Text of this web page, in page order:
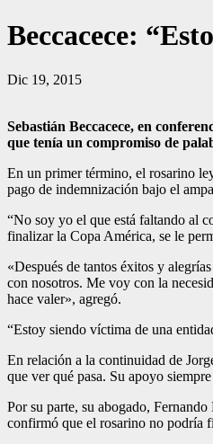
Beccacece:
Dic 19, 2015
Sebastián Beccacece, en
que tenía un compromiso de
En un primer término, el rosarino
pago de indemnización bajo el
“No soy yo el que está faltando al
finalizar la Copa América, se le
«Después de tantos éxitos y
con nosotros. Me voy con la
hace valer», agregó.
“Estoy siendo víctima de una
En relación a la continuidad de
que ver qué pasa. Su apoyo
Por su parte, su abogado,
confirmó que el rosarino no podría